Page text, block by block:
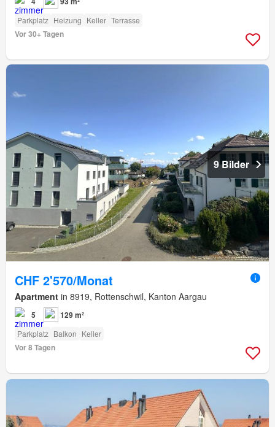
Parkplatz Heizung Keller Terrasse
Vor 30+ Tagen
9 Bilder
CHF 2'570/Monat
Apartment in 8919, Rottenschwil, Kanton Aargau
5 129 m²
Parkplatz Balkon Keller
Vor 8 Tagen